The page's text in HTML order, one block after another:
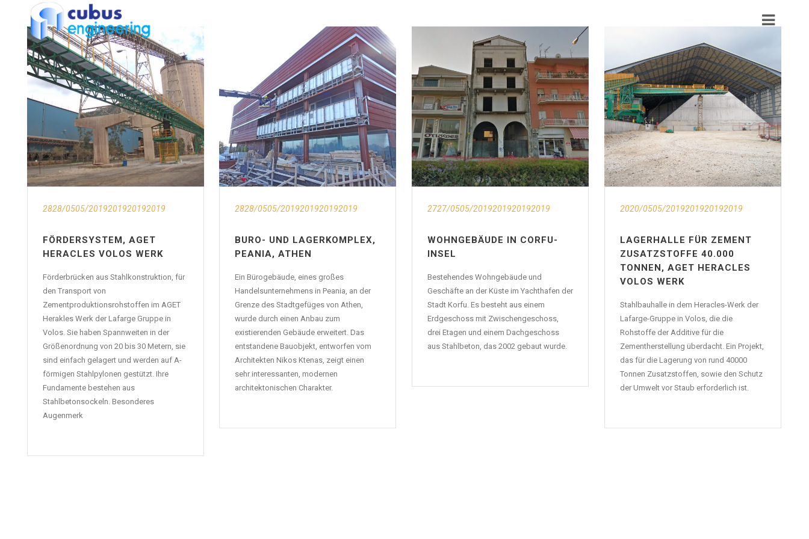
2828/0505/2019201920192019
FÖRDERSYSTEM, AGET
HERACLES VOLOS WERK
Förderbrücken aus Stahlkonstruktion, für
den Transport von
Zementproduktionsrohstoffen im AGET
Herakles Werk der Lafarge Gruppe in
Volos. Sie haben Spannweiten in der
Größenordnung von 20 bis 30 Metern, sie
sind einfach gelagert und werden auf A-
förmigen Stahlpylonen gestützt. Ihre
Fundamente bestehen aus
Stahlbetonsockeln. Besonderes
Augenmerk
2828/0505/2019201920192019
BURO- UND LAGERKOMPLEX,
PEANIA, ATHEN
Ein Bürogebäude, eines großes
Handelsunternehmens in Peania, an der
Grenze des Stadtgefüges von Athen,
wurde durch einen Anbau zum
existierenden Gebäude erweitert. Das
entstandene Bauobjekt, entworfen vom
Architekten Nikos Ktenas, zeigt einen
sehr interessanten, modernen
architektonischen Charakter.
2727/0505/2019201920192019
WOHNGEBÄUDE IN CORFU-
INSEL
Bestehendes Wohngebäude und
Geschäfte an der Küste im Yachthafen der
Stadt Korfu. Es besteht aus einem
Erdgeschoss mit Zwischengeschoss,
drei Etagen und einem Dachgeschoss
aus Stahlbeton, das 2002 gebaut wurde.
2020/0505/2019201920192019
LAGERHALLE FÜR ZEMENT
ZUSATZSTOFFE 40.000
TONNEN, AGET HERACLES
VOLOS WERK
Stahlbauhalle in dem Heracles-Werk der
Lafarge-Gruppe in Volos, die die
Rohstoffe der Additive für die
Zementherstellung überdacht. Ein Projekt,
das für die Lagerung von rund 40000
Tonnen Zusatzstoffen, sowie den Schutz
der Umwelt vor Staub erforderlich ist.